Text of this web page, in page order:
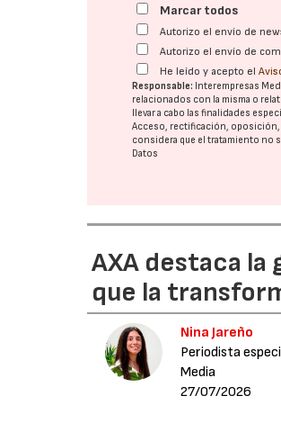
Marcar todos
Autorizo el envío de
Autorizo el envío de
He leído y acepto el
Responsable: Interempresas
relacionados con la misma o
llevar a cabo las finalidades
Acceso, rectificación,
considera que el tratamiento no
Datos
AXA destaca la
que la
Nina Jareño
Periodista
Media
27/07/2026